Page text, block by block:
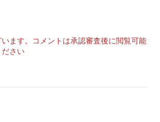
ます。コメントは承認審査後に閲覧可能
ださい